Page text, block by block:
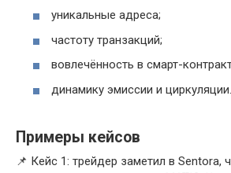
уникальные адреса;
частоту транзакций;
вовлечённость в смарт-
динамику эмиссии и циркуляции.
Примеры кейсов
📌 Кейс 1: трейдер заметил в Sentora,